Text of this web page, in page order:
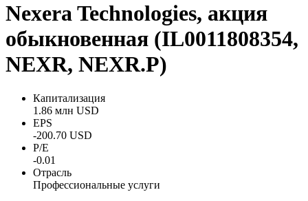
Nexera Technologies, акция
обыкновенная (IL0011808354,
NEXR, NEXR.P)
Капитализация
1.86 млн USD
EPS
-200.70 USD
P/E
-0.01
Отрасль
Профессиональные услуги